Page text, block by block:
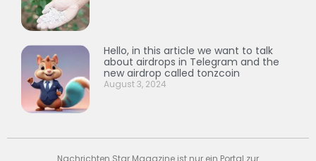
Hello, in this article we want to talk
about airdrops in Telegram and the
new airdrop called tonzcoin
August 3, 2024